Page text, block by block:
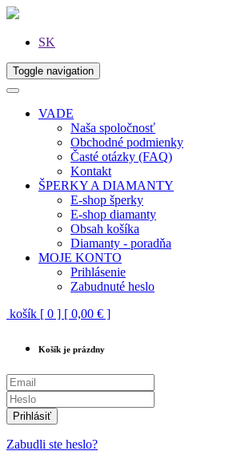
SK
Toggle navigation
VADE
Naša spoločnosť
Obchodné podmienky
Časté otázky (FAQ)
Kontakt
ŠPERKY A DIAMANTY
E-shop šperky
E-shop diamanty
Obsah košíka
Diamanty - poradňa
MOJE KONTO
Prihlásenie
Zabudnuté heslo
košík [ 0 ] [ 0,00 € ]
Košík je prázdny
Zabudli ste heslo?